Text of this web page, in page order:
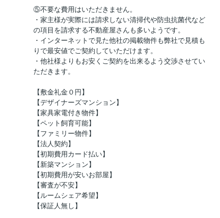
⑤不要な費用はいただきません。
・家主様が実際には請求しない清掃代や防虫抗菌代など
の項目を請求する不動産屋さんも多いようです。
・インターネットで見た他社の掲載物件も弊社で見積も
りで最安値でご契約していただけます。
・他社様よりもお安くご契約を出来るよう交渉させてい
ただきます。
【敷金礼金０円】
【デザイナーズマンション】
【家具家電付き物件】
【ペット飼育可能】
【ファミリー物件】
【法人契約】
【初期費用カード払い】
【新築マンション】
【初期費用が安いお部屋】
【審査が不安】
【ルームシェア希望】
【保証人無し】